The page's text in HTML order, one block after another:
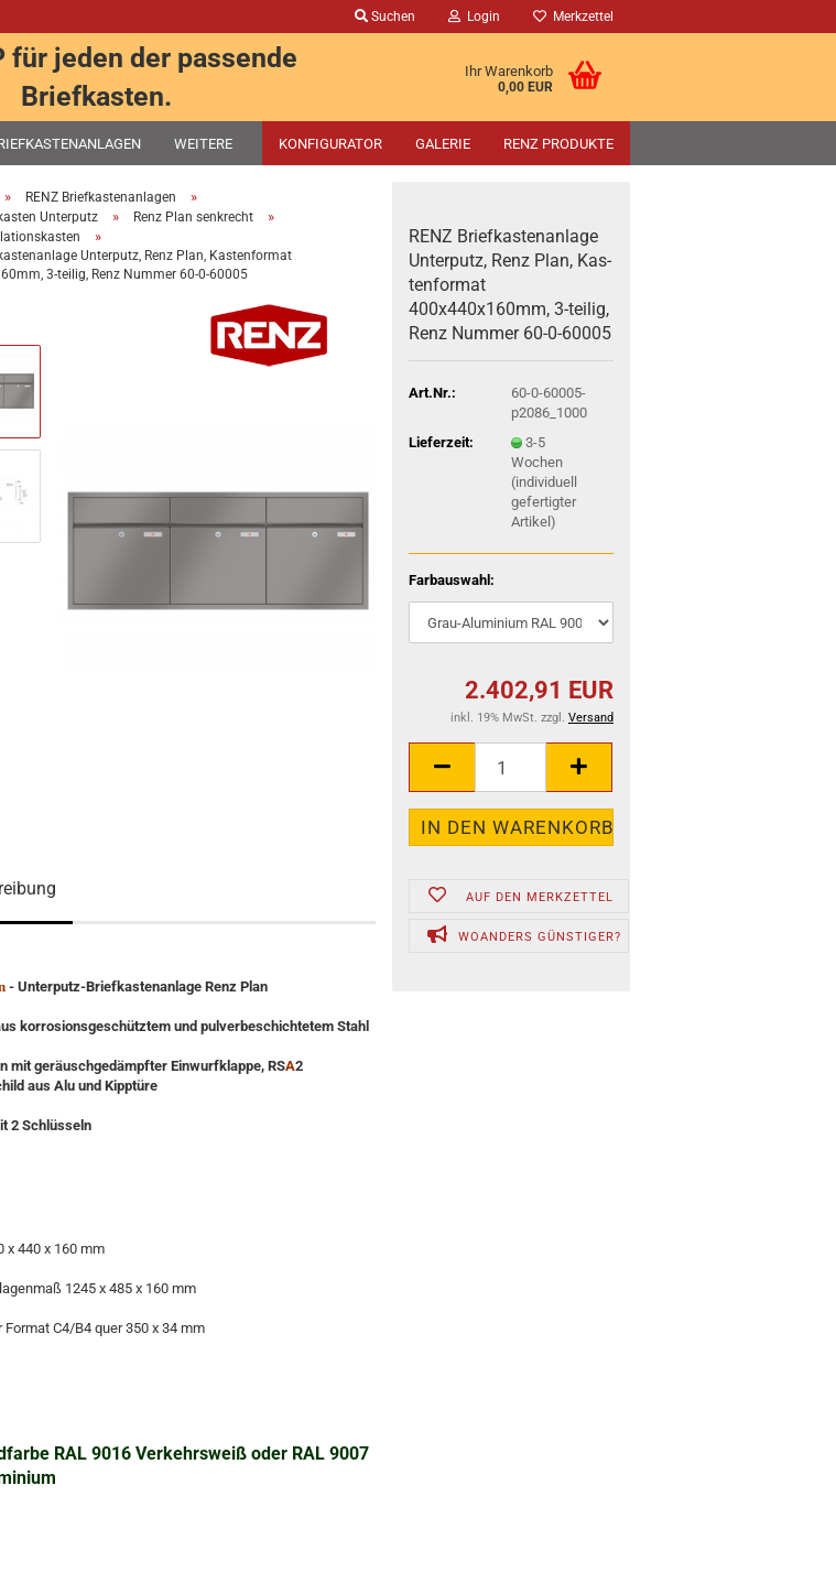
Suchen Login Merkzettel
für jeden der passende
Briefkasten.
Ihr Warenkorb
0,00 EUR
KONFIGURATOR GALERIE RENZ PRODUKTE
WEITERE
» RENZ Briefkastenanlagen »
Unterputz » Renz Plan senkrecht »
»
Unterputz, Renz Plan, Kastenformat
3-teilig, Renz Nummer 60-0-60005
RENZ Brief­kas­ten­an­la­ge
Un­ter­putz, Renz Plan, Kas­
ten­for­mat
400x440x160mm, 3-​teilig,
Renz Num­mer 60-​0-60005
Art.Nr.:
60-0-60005-
p2086_1000
Lieferzeit:
3-5
Wochen
(individuell
gefertigter
Artikel)
Farbauswahl:
2.402,91 EUR
inkl. 19% MwSt. zzgl. Versand
AUF DEN MERKZETTEL
WOANDERS GÜNSTIGER?
- Unterputz-Briefkastenanlage Renz Plan
korrosionsgeschütztem und pulverbeschichtetem Stahl
mit geräuschgedämpfter Einwurfklappe, RSA2
aus Alu und Kipptüre
2 Schlüsseln
x 440 x 160 mm
1245 x 485 x 160 mm
Format C4/B4 quer 350 x 34 mm
RAL 9016 Verkehrsweiß oder RAL 9007